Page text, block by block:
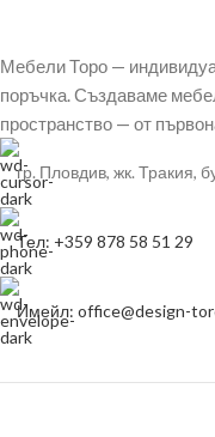
Мебели Торо —
поръчка. Създаваме
пространство — от
гр. Пловдив, жк. Тракия,
Тел: +359 878 58 51 29
Имейл: office@design-